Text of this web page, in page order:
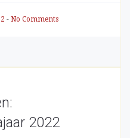
- No Comments
2022